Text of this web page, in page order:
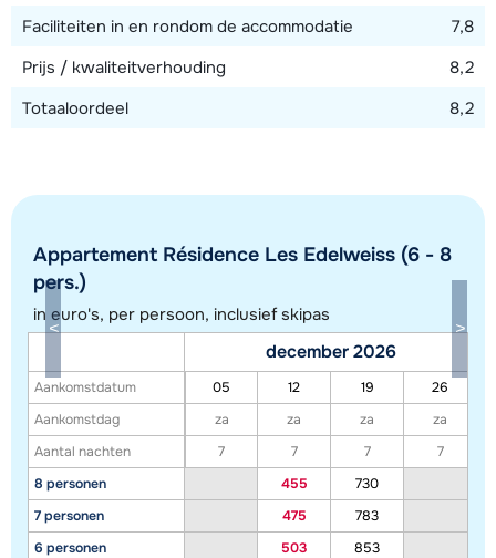
Toon alle accommodaties in dit gebied
exacte locatie kan enigszins afwijken.
Faciliteiten in en rondom de accommodatie
7,8
Prijs / kwaliteitverhouding
8,2
Totaaloordeel
8,2
Appartement Résidence Les Edelweiss (6 - 8
pers.)
in euro's, per persoon, inclusief skipas
Aankomstdatum
Aankomstdag
Aantal nachten
8 personen
7 personen
6 personen
december 2026
05 12 19
26
za
za za
za
7
7 7
7
455
730
475
783
503
853